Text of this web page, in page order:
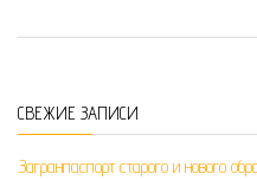
СВЕЖИЕ ЗАПИСИ
Загранпаспорт старого и нового